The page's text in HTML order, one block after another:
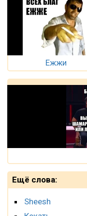
Ежжи
Ещё слова:
Sheesh